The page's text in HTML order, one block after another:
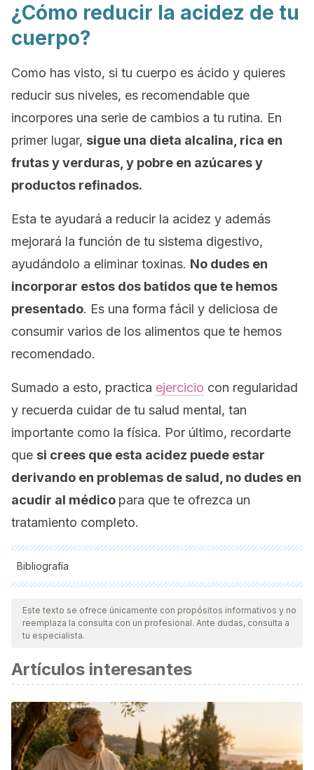
¿Cómo reducir la acidez de tu
cuerpo?
Como has visto, si tu cuerpo es ácido y quieres
reducir sus niveles, es recomendable que
incorpores una serie de cambios a tu rutina. En
primer lugar, sigue una dieta alcalina, rica en
frutas y verduras, y pobre en azúcares y
productos refinados.
Esta te ayudará a reducir la acidez y además
mejorará la función de tu sistema digestivo,
ayudándolo a eliminar toxinas. No dudes en
incorporar estos dos batidos que te hemos
presentado. Es una forma fácil y deliciosa de
consumir varios de los alimentos que te hemos
recomendado.
Sumado a esto, practica ejercicio con regularidad
y recuerda cuidar de tu salud mental, tan
importante como la física. Por último, recordarte
que si crees que esta acidez puede estar
derivando en problemas de salud, no dudes en
acudir al médico para que te ofrezca un
tratamiento completo.
Bibliografía
Todas las fuentes citadas fueron revisadas a profundidad por
nuestro equipo, para asegurar su calidad, confiabilidad,
vigencia y validez.La bibliografía de este artículo fue
científica.
Casaubon-Garcín, P., Lamshing-Salinas, P., Isoard-Acosta,
F., Casaubon Lemen-Meyer, S., Delgado Franco, D., &
Pérez Lizaur, A. B. (2018). pH de los alimentos:¿ una
herramienta para el manejo de los pacientes con reflujo
gastroesofágico?. Revista mexicana de pediatría,85(3),
Este texto se ofrece únicamente con propósitos informativos y no
reemplaza la consulta con un profesional. Ante dudas, consulta a
tu especialista.
Artículos interesantes